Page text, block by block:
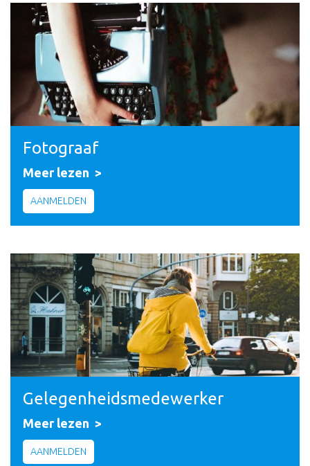
Fotograaf
Meer lezen
AANMELDEN
Gelegenheidsmedewerker
Meer lezen
AANMELDEN